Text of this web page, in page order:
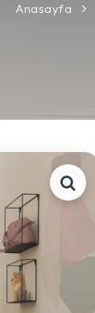
Anasayfa